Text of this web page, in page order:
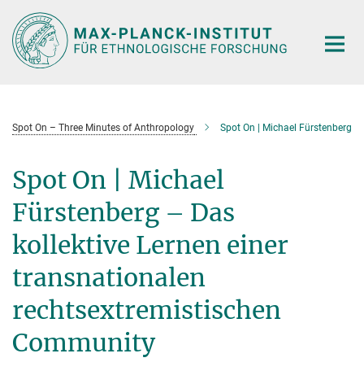
Hauptinhalt
Spot On – Three Minutes of Anthropology Spot On | Michael Fürstenberg
Spot On | Michael
Fürstenberg – Das
kollektive Lernen einer
transnationalen
rechtsextremistischen
Community